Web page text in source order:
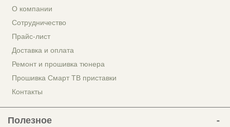
О компании
Сотрудничество
Прайс-лист
Доставка и оплата
Ремонт и прошивка тюнера
Прошивка Смарт ТВ приставки
Контакты
Полезное